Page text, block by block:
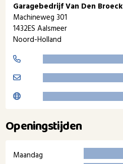
Garagebedrijf Van Den Broeck
Machineweg 301
1432ES Aalsmeer
Noord-Holland
Openingstijden
Maandag